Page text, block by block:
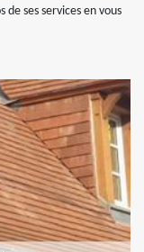
ses services en vous